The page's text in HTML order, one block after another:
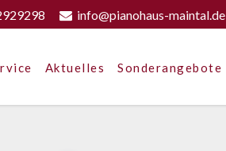
info@pianohaus-maintal.de
Aktuelles Sonderangebote